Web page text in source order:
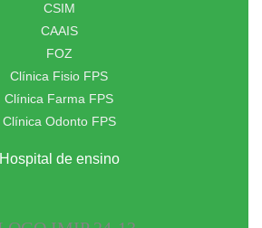
CSIM
CAAIS
FOZ
Clínica Fisio FPS
Clínica Farma FPS
Clínica Odonto FPS
Hospital de ensino